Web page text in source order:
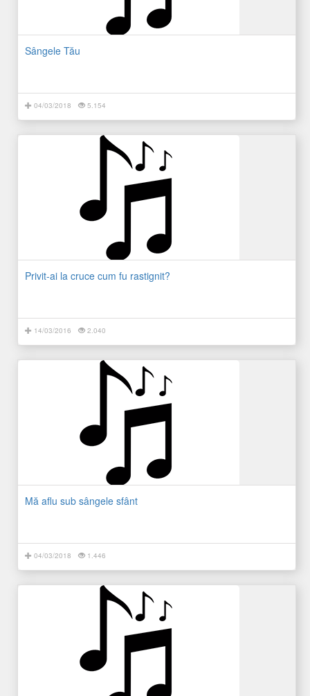
Sângele Tău
04/03/2018 5.154
Privit-ai la cruce cum fu rastignit?
14/03/2016 2.040
Mă aflu sub sângele sfânt
04/03/2018 1.446